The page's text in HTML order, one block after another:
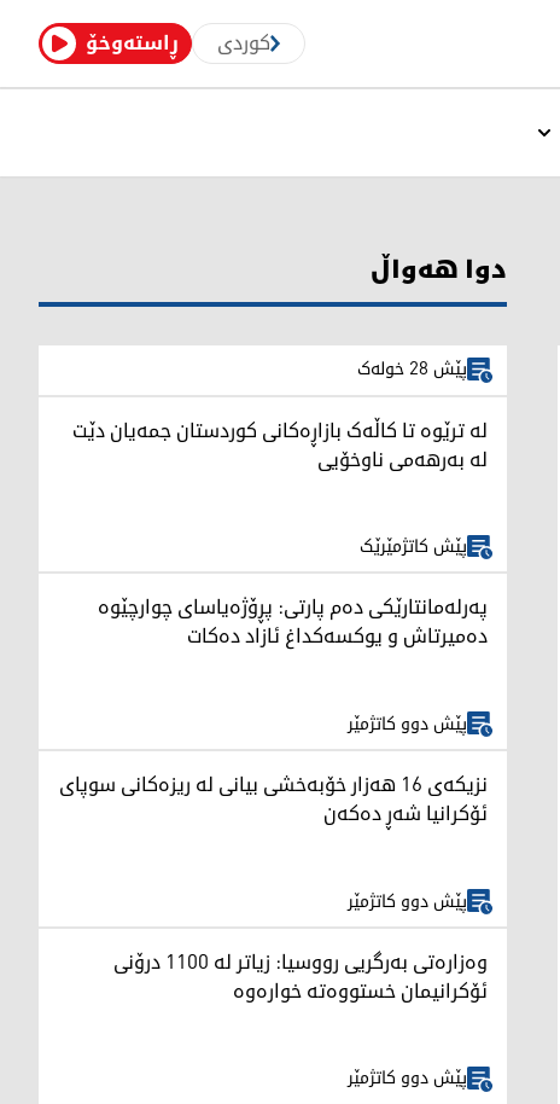
ڕاستەوخۆ کوردی
دوا هەواڵ
پێش 28 خولەک
لە ترێوە تا کاڵەک بازاڕەکانی کوردستان جمەیان دێت
لە بەرهەمی ناوخۆیی
پێش کاتژمێرێک
پەرلەمانتارێکی دەم پارتی: پڕۆژەیاسای چوارچێوە
دەمیرتاش و یوکسەکداغ ئازاد دەکات
پێش دوو کاتژمێر
نزیکەی 16 هەزار خۆبەخشی بیانی لە ریزەکانی سوپای
ئۆکرانیا شەڕ دەکەن
پێش دوو کاتژمێر
وەزارەتی بەرگریی رووسیا: زیاتر لە 1100 درۆنی
ئۆکرانیمان خستووەتە خوارەوە
پێش دوو کاتژمێر